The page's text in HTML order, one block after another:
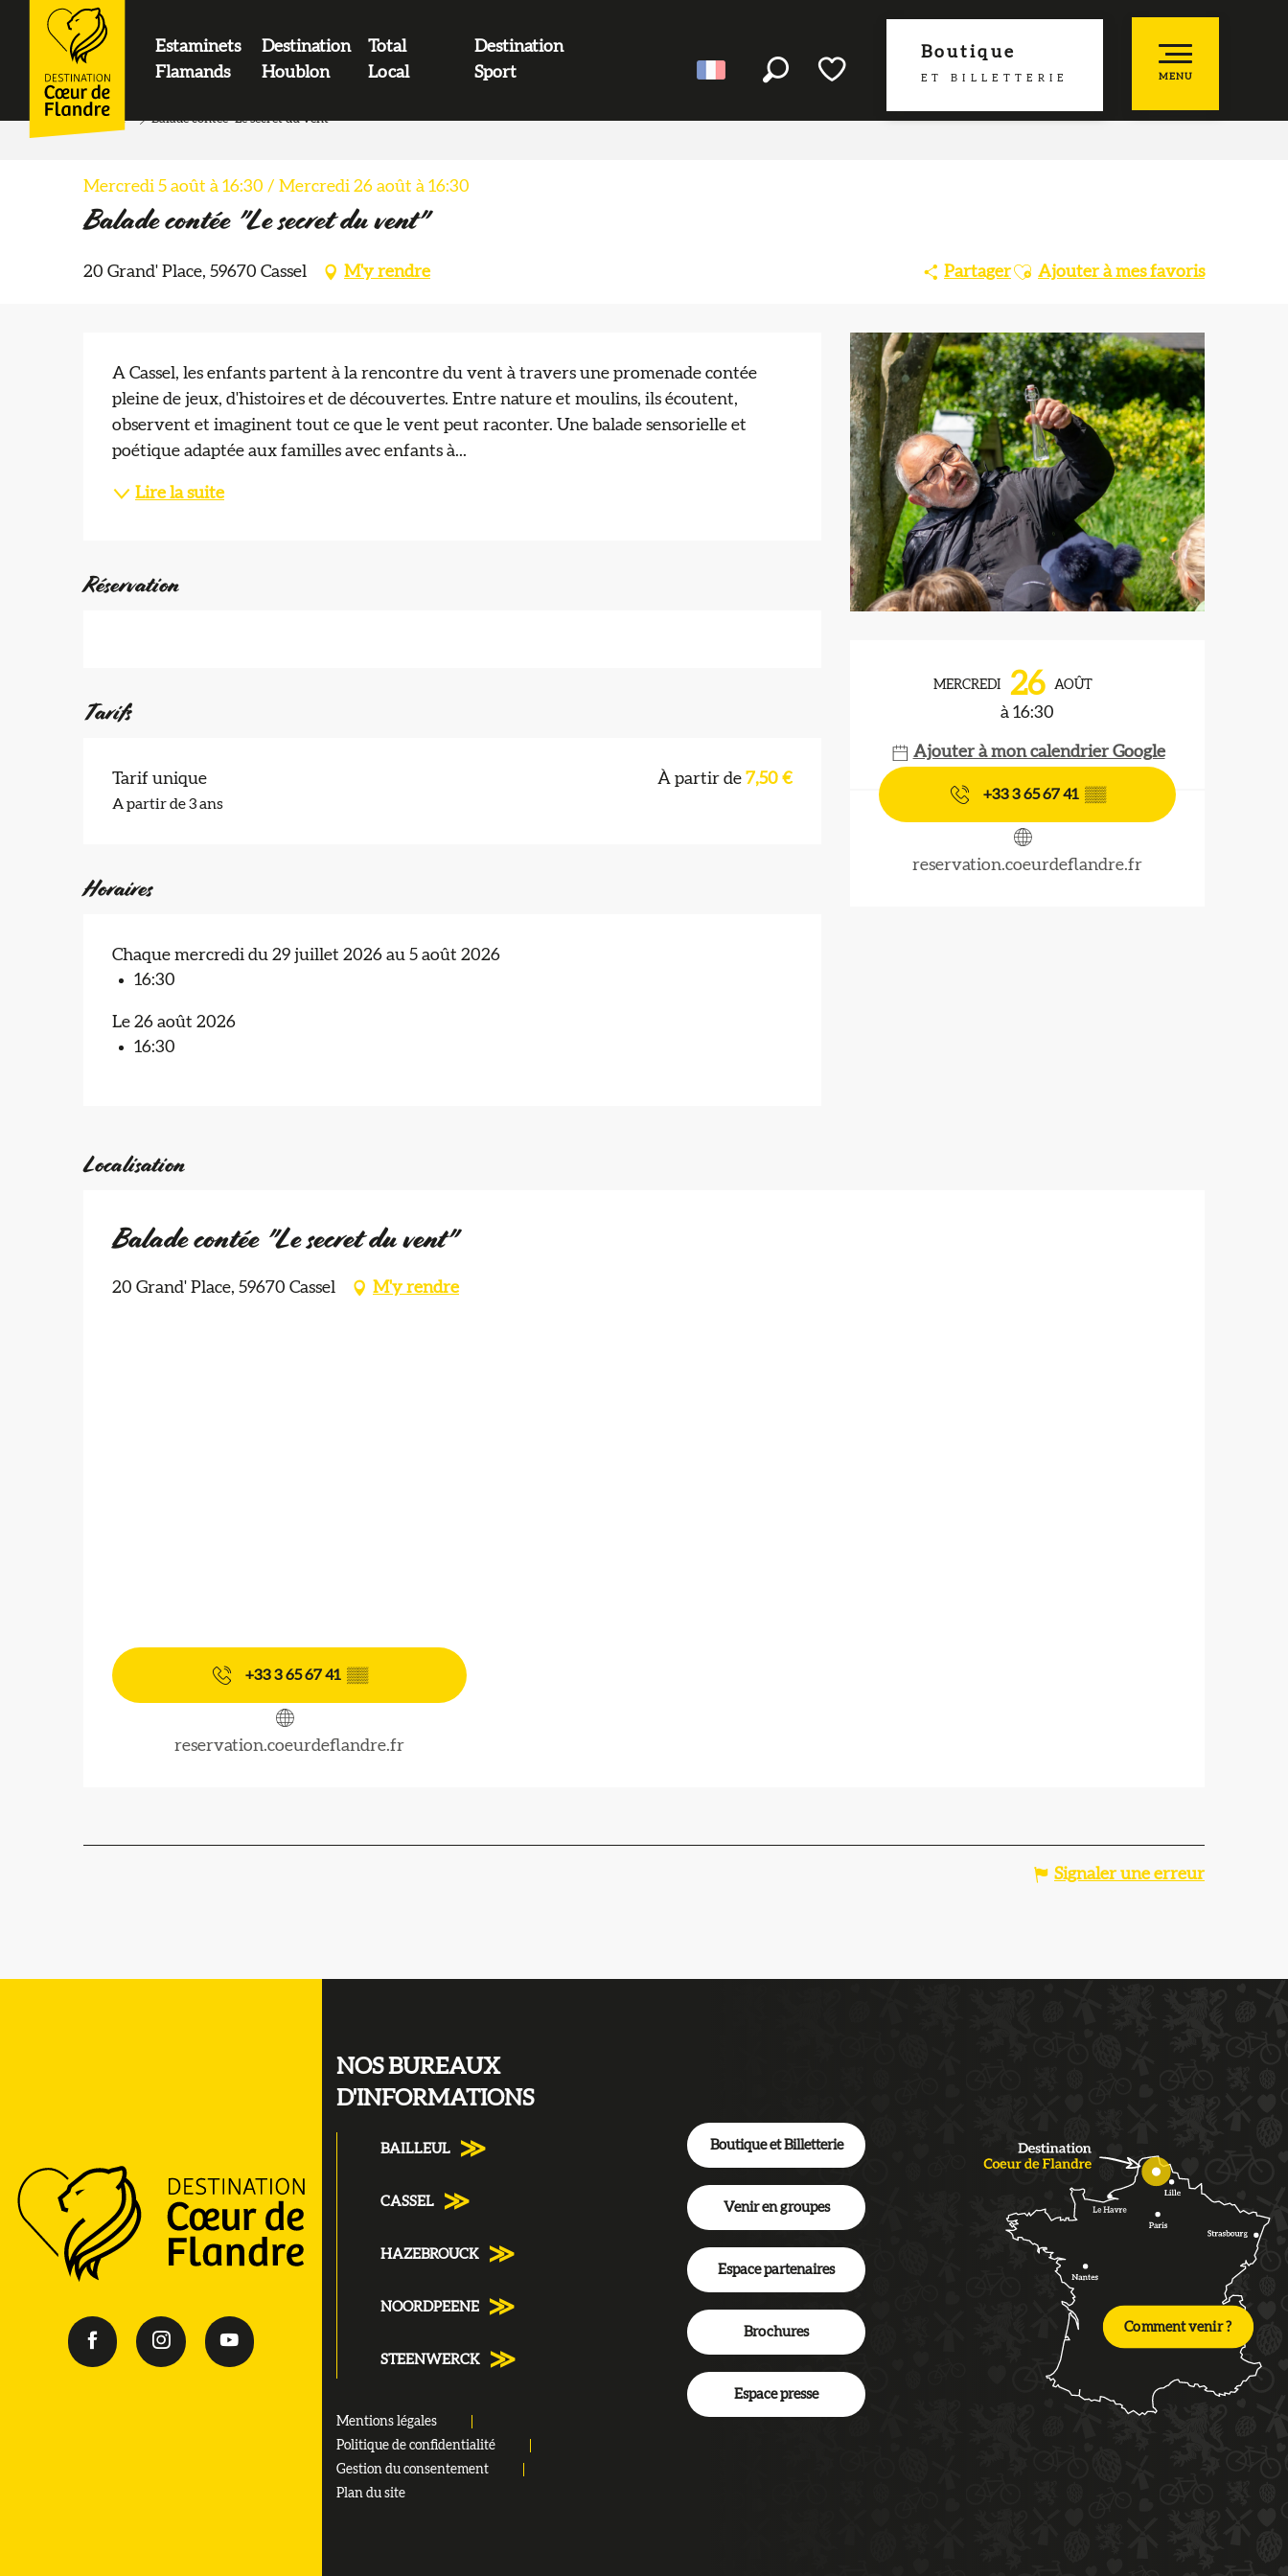
contenu
principal
Boutique
ET BILLETTERIE
Estaminets
Flamands
Destination
Houblon
Total
Local
Destination
Sport
MENU
LOGO
Accueil Balade contée "Le secret du vent"
Mercredi 5 août à 16:30 / Mercredi 26 août à 16:30
Balade contée "Le secret du vent"
20 Grand' Place, 59670 Cassel M'y rendre PartagerAjouter aux favoris
Ajouter à mes favoris
Ouverture et coordonnées
MERCREDI 26 AOÛT
à 16:30
Ajouter à mon calendrier Google
+33 3 65 67 41 ▒▒
reservation.coeurdeflandre.fr
Description
A Cassel, les enfants partent à la rencontre du vent à travers une promenade contée
pleine de jeux, d'histoires et de découvertes. Entre nature et moulins, ils écoutent,
observent et imaginent tout ce que le vent peut raconter. Une balade sensorielle et
poétique adaptée aux familles avec enfants à...
Lire la suite
Réservation
Tarifs
Tarif unique
A partir de 3 ans
À partir de7,50 €
Horaires
Chaque mercredi du 29 juillet 2026 au 5 août 2026
16:30
Le 26 août 2026
16:30
Localisation
Balade contée "Le secret du vent"
20 Grand' Place, 59670 Cassel M'y rendre
+33 3 65 67 41 ▒▒
reservation.coeurdeflandre.fr
Signaler une erreur
NOS BUREAUX
D'INFORMATIONS
BAILLEUL
CASSEL
HAZEBROUCK
NOORDPEENE
STEENWERCK
Mentions légales
Politique de confidentialité
Gestion du consentement
Plan du site
Boutique et Billetterie
Venir en groupes
Espace partenaires
Brochures
Espace presse
Comment venir ?